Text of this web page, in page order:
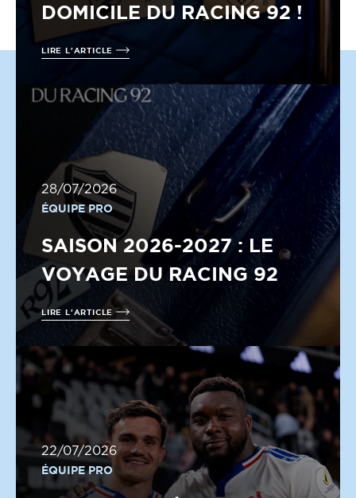
DOMICILE DU RACING 92 !
LIRE L'ARTICLE
28/07/2026
ÉQUIPE PRO
SAISON 2026-2027 : LE
VOYAGE DU RACING 92
LIRE L'ARTICLE
22/07/2026
ÉQUIPE PRO